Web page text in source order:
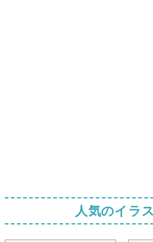
人気のイラ